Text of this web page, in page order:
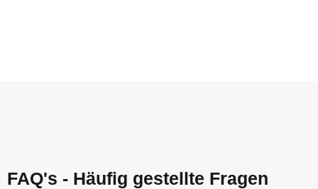
FAQ's - Häufig gestellte Fragen